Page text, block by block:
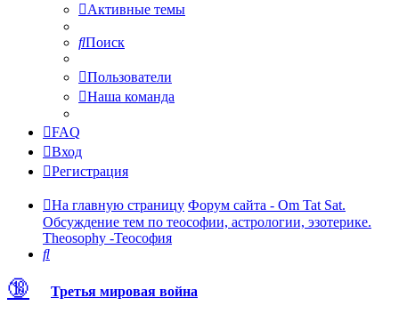
Активные темы
Поиск
Пользователи
Наша команда
FAQ
Вход
Регистрация
На главную страницу Форум сайта - Om Tat Sat.
Обсуждение тем по теософии, астрологии, эзотерике.
Theosophy -Теософия
Поиск
🔞 Третья мировая война